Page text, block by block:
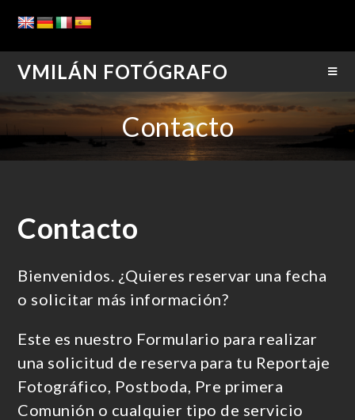
VMILÁN FOTÓGRAFO
Contacto
Contacto
Bienvenidos. ¿Quieres reservar una fecha
o solicitar más información?
Este es nuestro Formulario para realizar
una solicitud de reserva para tu Reportaje
Fotográfico, Postboda, Pre primera
Comunión o cualquier tipo de servicio